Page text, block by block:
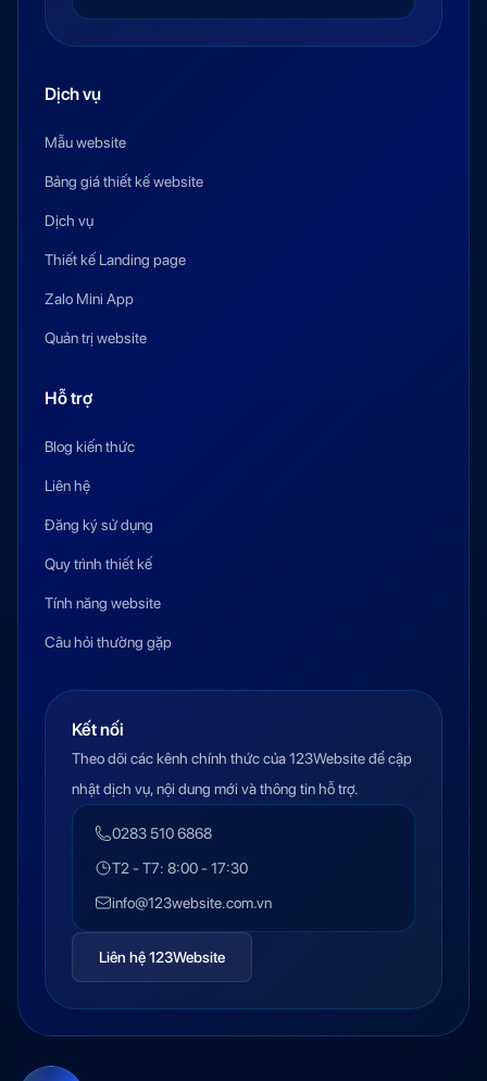
Dịch vụ
Mẫu website
Bảng giá thiết kế website
Dịch vụ
Thiết kế Landing page
Zalo Mini App
Quản trị website
Hỗ trợ
Blog kiến thức
Liên hệ
Đăng ký sử dụng
Quy trình thiết kế
Tính năng website
Câu hỏi thường gặp
Kết nối
Theo dõi các kênh chính thức của 123Website để cập
nhật dịch vụ, nội dung mới và thông tin hỗ trợ.
0283 510 6868
T2 - T7: 8:00 - 17:30
info@123website.com.vn
Liên hệ 123Website